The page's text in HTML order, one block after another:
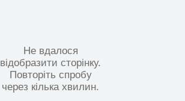
Не вдалося
відобразити сторінку.
Повторіть спробу
через кілька хвилин.